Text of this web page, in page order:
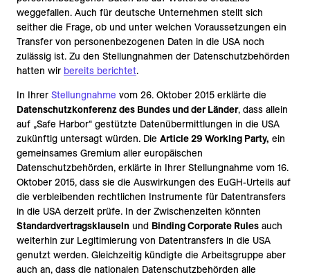
weggefallen. Auch für deutsche Unternehmen stellt sich
seither die Frage, ob und unter welchen Voraussetzungen ein
Transfer von personenbezogenen Daten in die USA noch
zulässig ist. Zu den Stellungnahmen der Datenschutzbehörden
hatten wir bereits berichtet.
In Ihrer Stellungnahme vom 26. Oktober 2015 erklärte die
Datenschutzkonferenz des Bundes und der Länder, dass allein
auf „Safe Harbor“ gestützte Datenübermittlungen in die USA
zukünftig untersagt würden. Die Article 29 Working Party, ein
gemeinsames Gremium aller europäischen
Datenschutzbehörden, erklärte in Ihrer Stellungnahme vom 16.
Oktober 2015, dass sie die Auswirkungen des EuGH-Urteils auf
die verbleibenden rechtlichen Instrumente für Datentransfers
in die USA derzeit prüfe. In der Zwischenzeiten könnten
Standardvertragsklauseln und Binding Corporate Rules auch
weiterhin zur Legitimierung von Datentransfers in die USA
genutzt werden. Gleichzeitig kündigte die Arbeitsgruppe aber
auch an, dass die nationalen Datenschutzbehörden alle